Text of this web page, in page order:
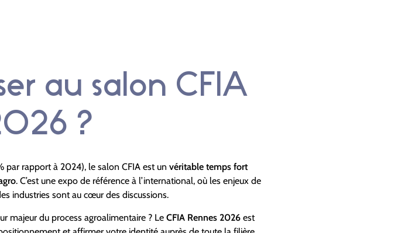
au salon CFIA
?
par rapport à 2024), le salon CFIA est un véritable temps fort
. C’est une expo de référence à l’international, où les enjeux de
industries sont au cœur des discussions.
majeur du process agroalimentaire ? Le CFIA Rennes 2026 est